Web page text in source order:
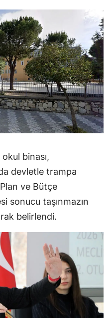
binası,
devletle trampa
ve Bütçe
sonucu taşınmazın
belirlendi.